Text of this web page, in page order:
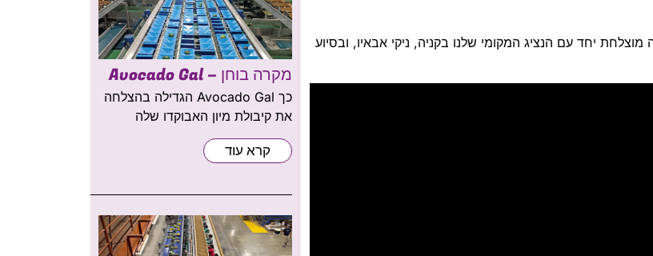
יחד עם הנציג המקומי שלנו בקניה, ניקי אבאיו, ובסיוע
מקרה בוחן – Avocado Gal
כך Avocado Gal הגדילה בהצלחה
את קיבולת מיון האבוקדו שלה
קרא עוד